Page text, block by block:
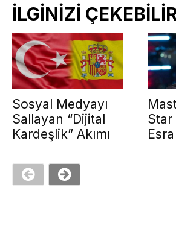
İLGİNİZİ ÇEKEBİLİR
Sosyal Medyayı
Sallayan “Dijital
Kardeşlik” Akımı
Star